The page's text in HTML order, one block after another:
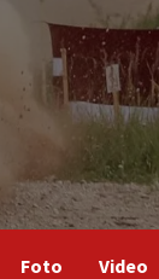
Foto Video